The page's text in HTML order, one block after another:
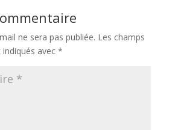
ne sera pas publiée. Les champs
avec *